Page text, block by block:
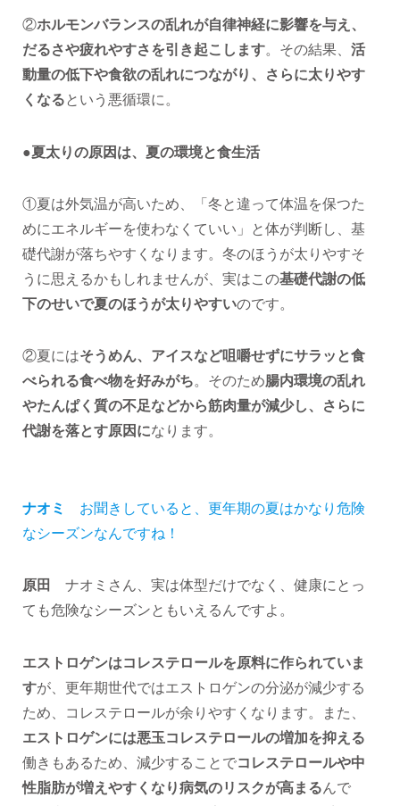
②ホルモンバランスの乱れが自律神経に影響を与え、
だるさや疲れやすさを引き起こします。その結果、 活
動量の低下や食欲の乱れにつながり、さらに太りやす
くなるという悪循環に。
●夏太りの原因は、夏の環境と食生活
①夏は外気温が高いため、「冬と違って体温を保つた
めにエネルギーを使わなくていい」と体が判断し、基
礎代謝が落ちやすくなります。冬のほうが太りやすそ
うに思えるかもしれませんが、実はこの基礎代謝の低
下のせいで夏のほうが太りやすいのです。
②夏にはそうめん、アイスなど咀嚼せずにサラッと食
べられる食べ物を好みがち。そのため腸内環境の乱れ
やたんぱく質の不足などから筋肉量が減少し、さらに
代謝を落とす原因になります。
ナオミ
お聞きしていると、更年期の夏はかなり危険
なシーズンなんですね！
原田
ナオミさん、実は体型だけでなく、健康にとっ
ても危険なシーズンともいえるんですよ。
エストロゲンはコレステロールを原料に作られていま
すが、更年期世代ではエストロゲンの分泌が減少する
ため、コレステロールが余りやすくなります。また、
エストロゲンには悪玉コレステロールの増加を抑える
働きもあるため、減少することでコレステロールや中
性脂肪が増えやすくなり病気のリスクが高まるんで